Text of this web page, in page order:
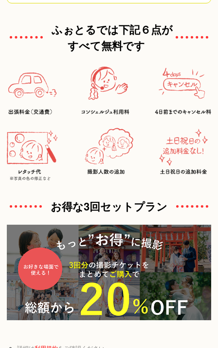
ふぉとるでは下記６点が
すべて無料です
お得な3回セットプラン